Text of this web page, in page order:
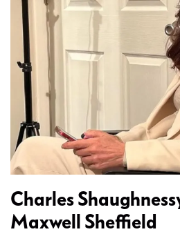
Charles
Maxwell Sheffield